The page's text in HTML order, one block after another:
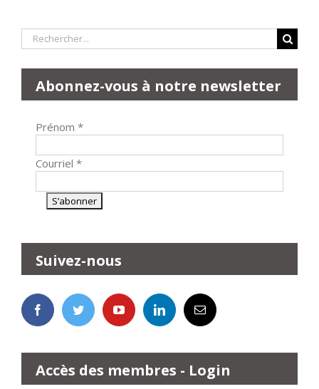
Rechercher:
Abonnez-vous à notre newsletter
Prénom *
Courriel *
Suivez-nous
Accès des membres - Login